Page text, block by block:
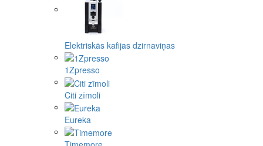
Elektriskās kafijas dzirnaviņas
1Zpresso
Citi zīmoli
Eureka